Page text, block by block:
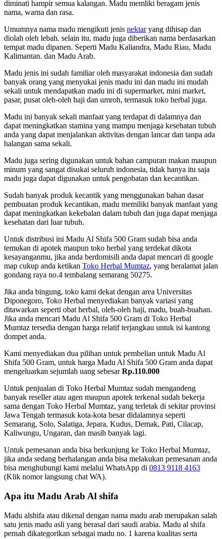
diminati hampir semua kalangan. Madu memliki beragam jenis
nama, warna dan rasa.
Umumnya nama madu mengikuti jenis nektaryang dihisap dan
diolah oleh lebah. selain itu, madu juga diberikan nama berdasarkan
tempat madu dipanen. Seperti Madu Kaliandra, Madu Riau, Madu
Kalimantan. dan Madu Arab.
Madu jenis ini sudah familiar oleh masyarakat indonesia dan sudah
banyak orang yang menyukai jenis madu ini dan madu ini mudah
sekali untuk mendapatkan madu ini di supermarket, mini market,
pasar, pusat oleh-oleh haji dan umroh, termasuk toko herbal juga.
Madu ini banyak sekali manfaat yang terdapat di dalamnya dan
dapat meningkatkan stamina yang mampu menjaga kesehatan tubuh
anda yang dapat menjalankan aktivitas dengan lancar dan tanpa ada
halangan sama sekali.
Madu juga sering digunakan untuk bahan campuran makan maupun
minum yang sangat disukai seluruh indonesia, tidak hanya itu saja
madu juga dapat digunakan untuk pengobatan dan kecantikan.
Sudah banyak produk kecantik yang menggunakan bahan dasar
pembuatan produk kecantikan, madu memiliki banyak manfaat yang
dapat meningkatkan kekebalan dalam tubuh dan juga dapat menjaga
kesehatan dari luar tubuh.
Untuk distribusi ini Madu Al Shifa 500 Gram sudah bisa anda
temukan di apotek maupun toko herbal yang terdekat dikota
kesayanganmu, jika anda berdomisili anda dapat mencari di google
map cukup anda ketikan Toko Herbal Mumtaz, yang beralamat jalan
gondang raya no.4 tembalang semarang 50275.
Jika anda bingung, toko kami dekat dengan area Universitas
Diponegoro, Toko Herbal menyediakan banyak variasi yang
ditawarkan seperti obat herbal, oleh-oleh haji, madu, buah-buahan.
Jika anda mencari Madu Al Shifa 500 Gram di Toko Herbal
Mumtaz tersedia dengan harga relatif terjangkau untuk isi kantong
dompet anda.
Kami menyediakan dua pilihan untuk pembelian untuk Madu Al
Shifa 500 Gram, untuk harga Madu Al Shifa 500 Gram anda dapat
mengeluarkan sejumlah uang sebesarRp.110.000
Untuk penjualan di Toko Herbal Mumtaz sudah mengandeng
banyak reseller atau agen maupun apotek terkenal sudah bekerja
sama dengan Toko Herbal Mumtaz, yang terletak di sekitar provinsi
Jawa Tengah termasuk kota-kota besar didalamnya seperti
Semarang, Solo, Salatiga, Jepara, Kudus, Demak, Pati, Cilacap,
Kaliwungu, Ungaran, dan masih banyak lagi.
Untuk pemesanan anda bisa berkunjung ke Toko Herbal Mumtaz,
jika anda sedang berhalangan anda bisa melakukan pemesanan anda
bisa menghubungi kami melalui WhatsApp di 0813 9118 4163
(Klik nomor langsung chat WA).
Apa itu Madu Arab Al shifa
Madu alshifa atau dikenal dengan nama madu arab merupakan salah
satu jenis madu asli yang berasal dari saudi arabia. Madu al shifa
pernah dikategorikan sebagai madu no. 1 karena kualitas serta